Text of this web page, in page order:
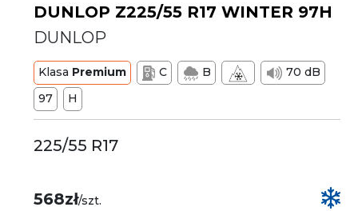
DUNLOP Z225/55 R17 WINTER 97H
DUNLOP
Klasa Premium C B
70 dB
97
H
225/55 R17
568zł/szt.